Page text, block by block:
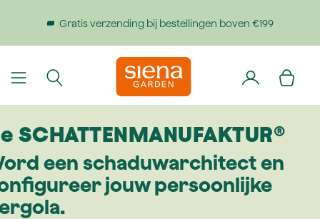
Gratis verzending bij bestellingen boven €199
SCHATTEN­MANUFAKTUR®
een schaduw­architect en
jouw persoonlijke